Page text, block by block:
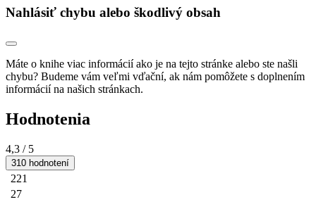
Nahlásiť chybu alebo škodlivý obsah
Máte o knihe viac informácií ako je na tejto stránke alebo ste našli
chybu? Budeme vám veľmi vďační, ak nám pomôžete s doplnením
informácií na našich stránkach.
Hodnotenia
4,3 / 5
310 hodnotení
221
27